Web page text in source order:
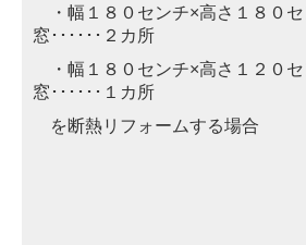
・幅１８０センチ×高さ１８０セ
窓･･････２カ所
・幅１８０センチ×高さ１２０セ
窓･･････１カ所
を断熱リフォームする場合